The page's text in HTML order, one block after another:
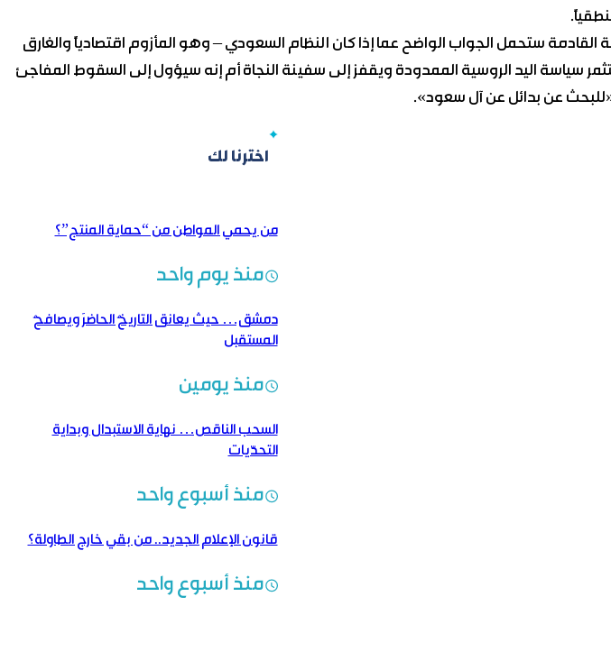
القادمة ستحمل الجواب الواضح عما إذا كان النظام السعودي – وهو المأزوم اقتصادياً والغارق
سياسة اليد الروسية الممدودة ويقفز إلى سفينة النجاة أم إنه سيؤول إلى السقوط المفاجئ
عن بدائل عن آل سعود».
اخترنا لك
من يحمي المواطن من “حماية المنتج”؟
منذ يوم واحد
دمشق… حيث يعانق التاريخُ الحاضرَ ويصافحُ
المستقبل
منذ يومين
السحب الناقص… نهاية الاستبدال وبداية
التحدّيات
منذ أسبوع واحد
قانون الإعلام الجديد.. من بقي خارج الطاولة؟
منذ أسبوع واحد